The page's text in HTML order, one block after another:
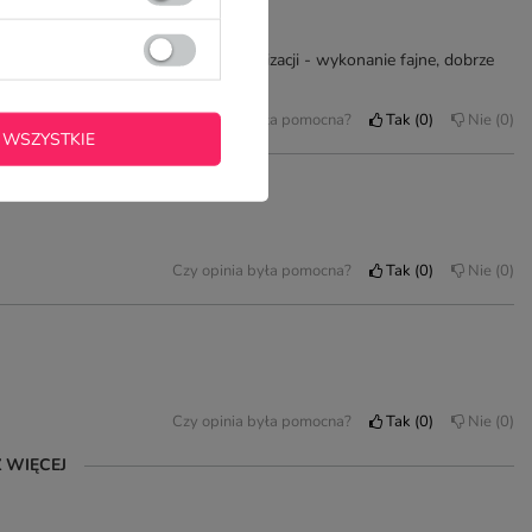
ze względu na możliwość personalizacji - wykonanie fajne, dobrze
Czy opinia była pomocna? Tak 0 Nie 0
Czy opinia była pomocna? Tak 0 Nie 0
Czy opinia była pomocna? Tak 0 Nie 0